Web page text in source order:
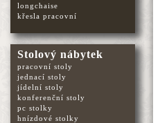
longchaise
křesla pracovní
Stolový nábytek
pracovní stoly
jednací stoly
jídelní stoly
konferenční stoly
pc stolky
hnízdové stolky